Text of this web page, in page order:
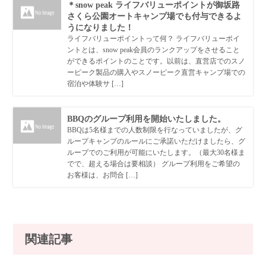
＊snow peak ライフバリューポイントが御坂路
さくら公園オートキャンプ場でも付与できるよ
うになりました！
ライフバリューポイントって何？ ライフバリューポイ
ントとは、snow peak会員のランクアップをさせること
ができるポイントのことです。以前は、直営店でのスノ
ーピーク製品の購入やスノーピーク直営キャンプ場での
宿泊や体験サ […]
BBQのグループ利用を開始いたしました。
BBQは5名様までの人数制限を行なっていましたが、グ
ループキャンプのルールにご承諾いただけましたら、グ
ループでのご利用が可能にいたします。（最大30名様ま
でで、超える場合は要相談） グループ利用をご希望の
お客様は、お問合 […]
関連記事